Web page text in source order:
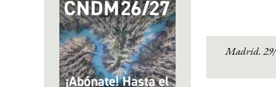
Madrid. 29/